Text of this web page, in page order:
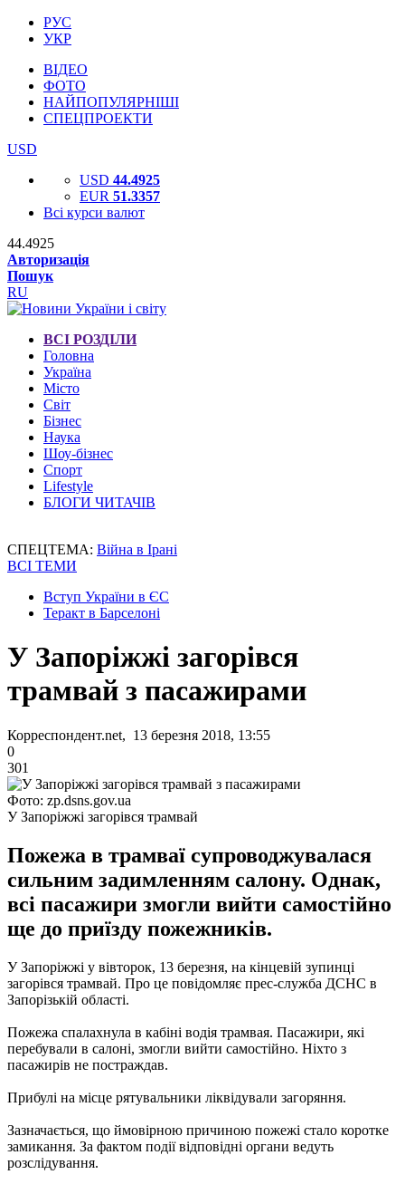
РУС
УКР
ВІДЕО
ФОТО
НАЙПОПУЛЯРНІШІ
СПЕЦПРОЕКТИ
USD
USD 44.4925
EUR 51.3357
Всі курси валют
44.4925
Авторизація
Пошук
RU
ВСІ РОЗДІЛИ
Головна
Україна
Місто
Світ
Бізнес
Наука
Шоу-бізнес
Спорт
Lifestyle
БЛОГИ ЧИТАЧІВ
СПЕЦТЕМА: Війна в Ірані
ВСІ ТЕМИ
Вступ України в ЄС
Теракт в Барселоні
У Запоріжжі загорівся
трамвай з пасажирами
Корреспондент.net, 13 березня 2018, 13:55
0
301
Фото: zp.dsns.gov.ua
У Запоріжжі загорівся трамвай
Пожежа в трамваї супроводжувалася
сильним задимленням салону. Однак,
всі пасажири змогли вийти самостійно
ще до приїзду пожежників.
У Запоріжжі у вівторок, 13 березня, на кінцевій зупинці
загорівся трамвай. Про це повідомляє прес-служба ДСНС в
Запорізькій області.
Пожежа спалахнула в кабіні водія трамвая. Пасажири, які
перебували в салоні, змогли вийти самостійно. Ніхто з
пасажирів не постраждав.
Прибулі на місце рятувальники ліквідували загоряння.
Зазначається, що ймовірною причиною пожежі стало коротке
замикання. За фактом події відповідні органи ведуть
розслідування.